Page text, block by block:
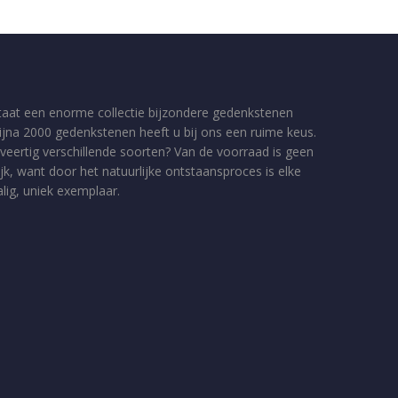
een enorme collectie bijzondere gedenkstenen
2000 gedenkstenen heeft u bij ons een ruime keus.
verschillende soorten? Van de voorraad is geen
want door het natuurlijke ontstaansproces is elke
uniek exemplaar.